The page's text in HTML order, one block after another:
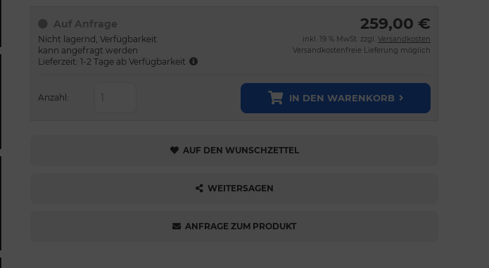
Auf Anfrage
Nicht lagernd, Verfügbarkeit
kann angefragt werden
Lieferzeit: 1-2 Tage ab Verfügbarkeit
259,00 €
inkl. 19 % MwSt. zzgl. Versandkosten
Versandkostenfreie Lieferung möglich
Anzahl: IN DEN WARENKORB
AUF DEN WUNSCHZETTEL
WEITERSAGEN
ANFRAGE ZUM PRODUKT